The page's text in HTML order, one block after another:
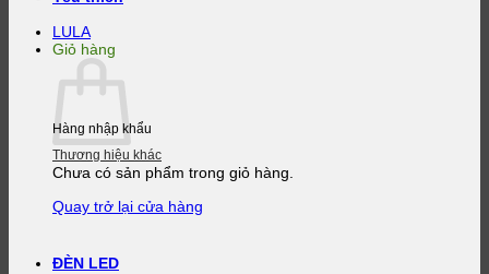
LULA
Giỏ hàng
Chưa có sản phẩm trong giỏ hàng.
Quay trở lại cửa hàng
Hàng nhập khẩu
Thương hiệu khác
ĐÈN LED